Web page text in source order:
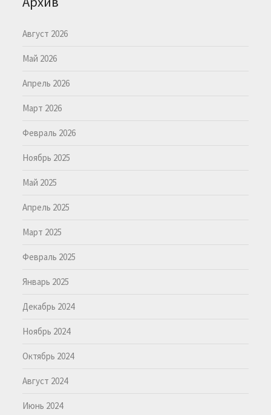
Август 2026
Май 2026
Апрель 2026
Март 2026
Февраль 2026
Ноябрь 2025
Май 2025
Апрель 2025
Март 2025
Февраль 2025
Январь 2025
Декабрь 2024
Ноябрь 2024
Октябрь 2024
Август 2024
Июнь 2024